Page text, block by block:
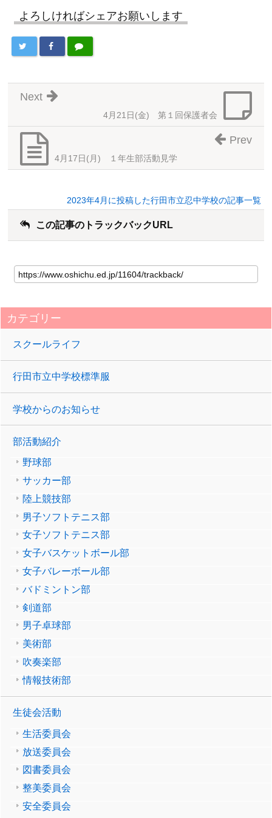
よろしければシェアお願いします
4月21日(金) 第１回保護者会
Next
4月17日(月) １年生部活動見学
Prev
2023年4月に投稿した行田市立忍中学校の記事一覧
この記事のトラックバックURL
カテゴリー
スクールライフ
行田市立中学校標準服
学校からのお知らせ
部活動紹介
野球部
サッカー部
陸上競技部
男子ソフトテニス部
女子ソフトテニス部
女子バスケットボール部
女子バレーボール部
バドミントン部
剣道部
男子卓球部
美術部
吹奏楽部
情報技術部
生徒会活動
生活委員会
放送委員会
図書委員会
整美委員会
安全委員会